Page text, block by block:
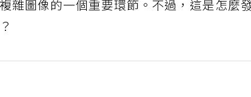
雜圖像的一個重要環節。不過，這是怎麼